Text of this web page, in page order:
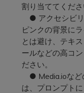
割り当ててくださ
● アクセシビリ
ピンクの背景に
とは避け、テキ
ールなどの高コ
ださい。
● Media.ioなど
は、プロンプト